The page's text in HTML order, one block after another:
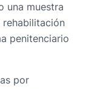
una muestra
penitenciario
por